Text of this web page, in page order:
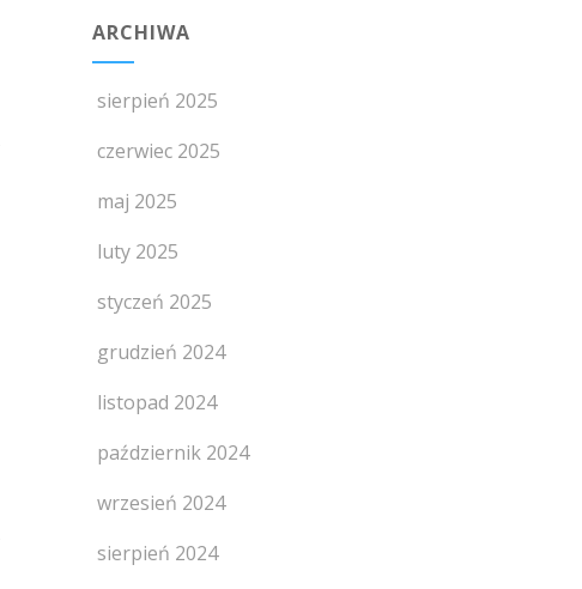
ARCHIWA
sierpień 2025
czerwiec 2025
maj 2025
luty 2025
styczeń 2025
grudzień 2024
listopad 2024
październik 2024
wrzesień 2024
sierpień 2024